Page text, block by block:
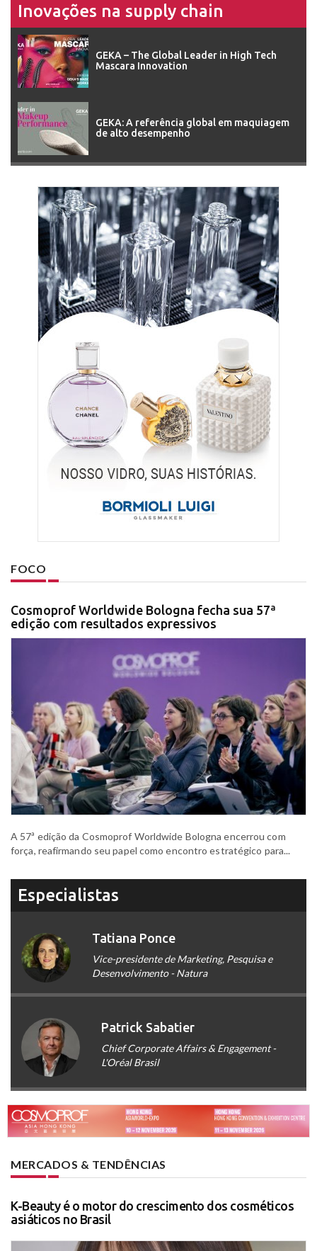
Inovações na supply chain
GEKA – The Global Leader in High Tech
Mascara Innovation
GEKA: A referência global em maquiagem
de alto desempenho
FOCO
Cosmoprof Worldwide Bologna fecha sua 57ª
edição com resultados expressivos
A 57ª edição da Cosmoprof Worldwide Bologna encerrou com
força, reafirmando seu papel como encontro estratégico para...
Especialistas
Tatiana Ponce
Vice-presidente de Marketing, Pesquisa e
Desenvolvimento - Natura
Patrick Sabatier
Chief Corporate Affairs & Engagement -
L'Oréal Brasil
MERCADOS & TENDÊNCIAS
K-Beauty é o motor do crescimento dos cosméticos
asiáticos no Brasil